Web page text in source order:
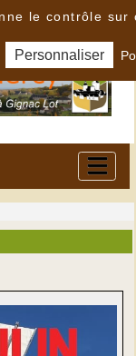
le contrôle sur
Personnaliser